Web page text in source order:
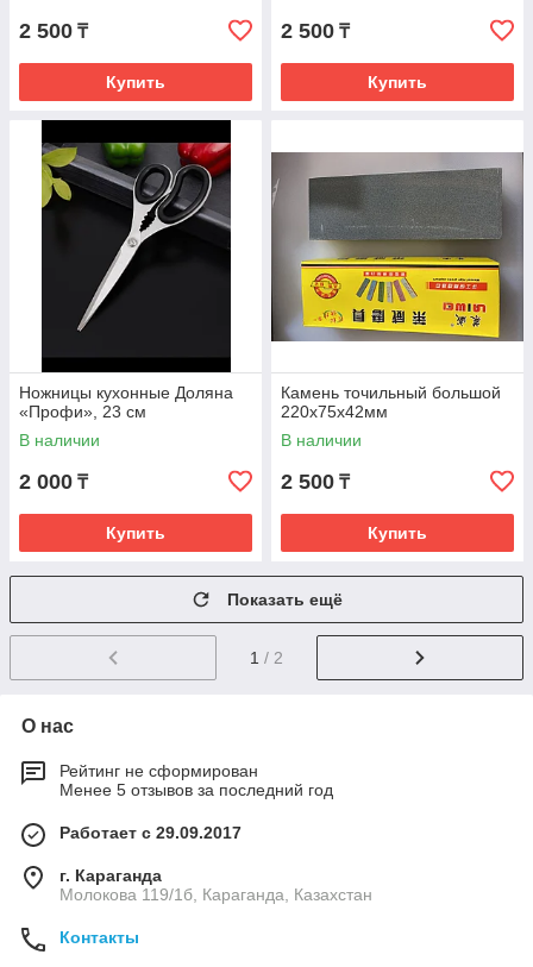
2 500 ₸
Купить
2 500 ₸
Купить
Ножницы кухонные Доляна
«Профи», 23 см
В наличии
2 000 ₸
Купить
Камень точильный большой
220х75х42мм
В наличии
2 500 ₸
Купить
Показать ещё
1 / 2
О нас
Рейтинг не сформирован
Менее 5 отзывов за последний год
Работает с 29.09.2017
г. Караганда
Молокова 119/1б, Караганда, Казахстан
Контакты